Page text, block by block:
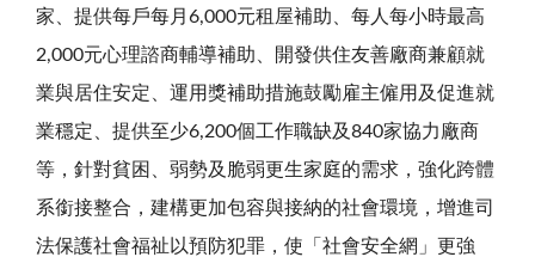
家、提供每戶每月 6,000元租屋補助、每人每小時最高
2,000元心理諮商輔導補助、開發供住友善廠商兼顧就
業與居住安定、運用獎補助措施鼓勵雇主僱用及促進就
業穩定、提供至少6,200個工作職缺及840家協力廠商
等，針對貧困、弱勢及脆弱更生家庭的需求，強化跨體
系銜接整合，建構更加包容與接納的社會環境，增進司
法保護社會福祉以預防犯罪，使「社會安全網」更強